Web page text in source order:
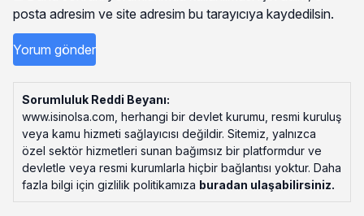
posta adresim ve site adresim bu tarayıcıya kaydedilsin.
Sorumluluk Reddi Beyanı:
www.isinolsa.com, herhangi bir devlet kurumu, resmi kuruluş
veya kamu hizmeti sağlayıcısı değildir. Sitemiz, yalnızca
özel sektör hizmetleri sunan bağımsız bir platformdur ve
devletle veya resmi kurumlarla hiçbir bağlantısı yoktur. Daha
fazla bilgi için gizlilik politikamıza buradan ulaşabilirsiniz.